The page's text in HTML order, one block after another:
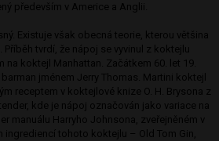
především v Americe a Anglii.
Existuje však obecná teorie, kterou většina
Příběh tvrdí, že nápoj se vyvinul z koktejlu
na koktejl Manhattan. Začátkem 60. let 19.
jménem Jerry Thomas. Martini koktejl
receptem v koktejlové knize O. H. Brysona z
kde je nápoj označován jako variace na
manuálu Harryho Johnsona, zveřejněném v
ingrediencí tohoto koktejlu – Old Tom Gin,